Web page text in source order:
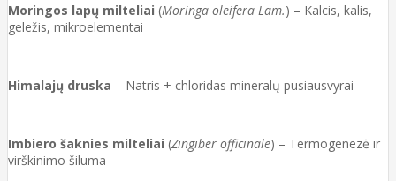
Moringos lapų milteliai (Moringa oleifera Lam.) – Kalcis, kalis,
geležis, mikroelementai
Himalajų druska – Natris + chloridas mineralų pusiausvyrai
Imbiero šaknies milteliai (Zingiber officinale) – Termogenezė ir
virškinimo šiluma